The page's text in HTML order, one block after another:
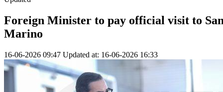
Foreign Minister to pay official visit to
Marino
16-06-2026 09:47 Updated at: 16-06-2026 16:33